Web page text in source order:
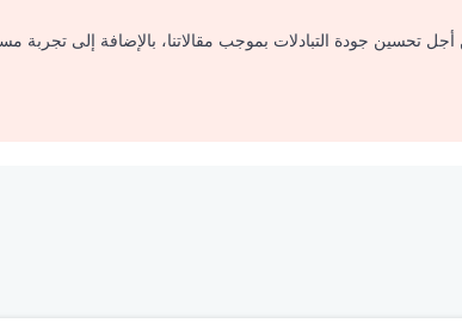
أجل تحسين جودة التبادلات بموجب مقالاتنا، بالإضافة إلى تجربة